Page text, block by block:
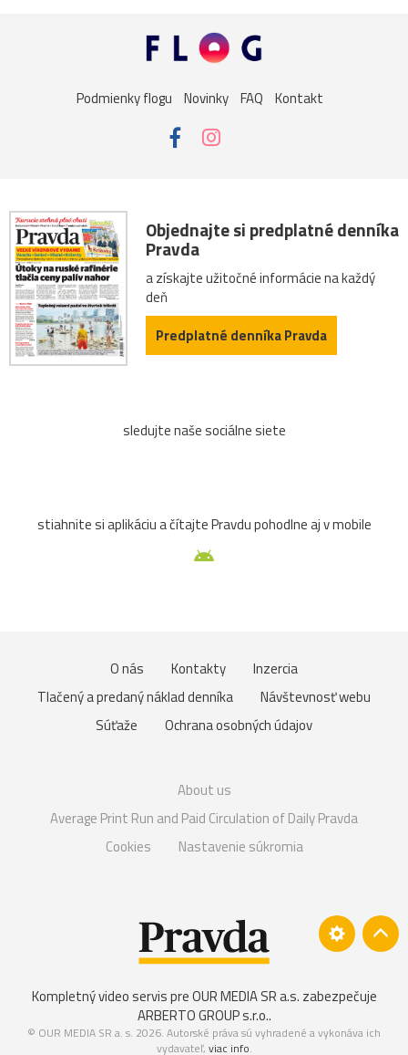
Podmienky flogu Novinky FAQ Kontakt
Objednajte si predplatné denníka
Pravda
a získajte užitočné informácie na každý
deň
Predplatné denníka Pravda
sledujte naše sociálne siete
stiahnite si aplikáciu a čítajte Pravdu pohodlne aj v mobile
O nás Kontakty
Inzercia
Tlačený a predaný náklad denníka
Návštevnosť webu
Súťaže
Ochrana osobných údajov
About us
Average Print Run and Paid Circulation of Daily Pravda
Cookies
Nastavenie súkromia
Kompletný video servis pre OUR MEDIA SR a.s. zabezpečuje
ARBERTO GROUP s.r.o..
© OUR MEDIA SR a. s. 2026. Autorské práva sú vyhradené a vykonáva ich
vydavateľ, viac info.